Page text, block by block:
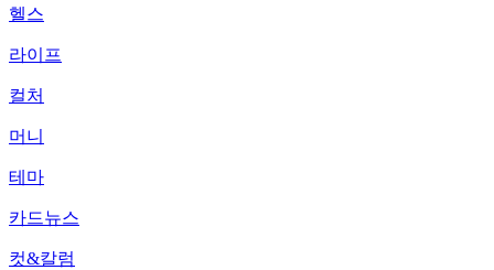
헬스
라이프
컬처
머니
테마
카드뉴스
컷&칼럼